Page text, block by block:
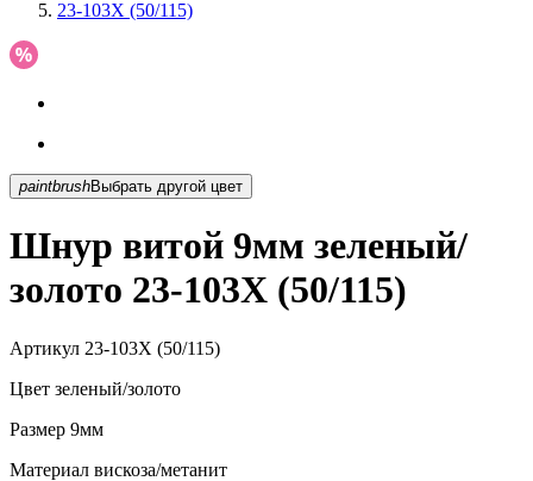
23-103X (50/115)
paintbrush Выбрать другой цвет
Шнур витой 9мм зеленый/
золото 23-103X (50/115)
Артикул 23-103X (50/115)
Цвет зеленый/золото
Размер 9мм
Материал вискоза/метанит